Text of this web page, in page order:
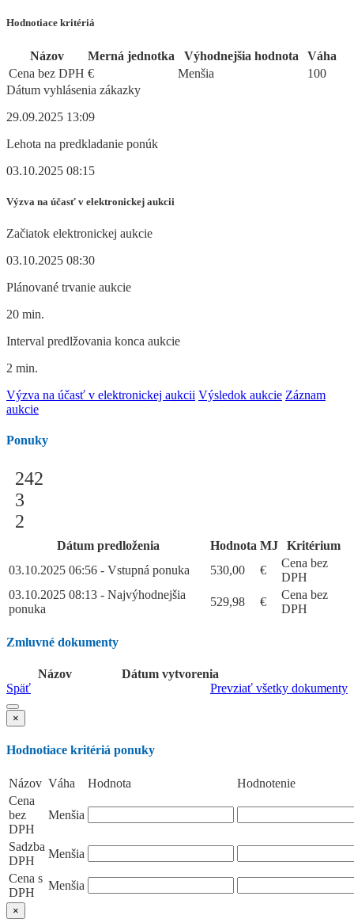
Hodnotiace kritériá
Názov Merná jednotka Výhodnejšia hodnota
Váha
Cena bez DPH € Menšia
100
Dátum vyhlásenia zákazky
29.09.2025 13:09
Lehota na predkladanie ponúk
03.10.2025 08:15
Výzva na účasť v elektronickej aukcii
Začiatok elektronickej aukcie
03.10.2025 08:30
Plánované trvanie aukcie
20 min.
Interval predlžovania konca aukcie
2 min.
Výzva na účasť v elektronickej aukcii Výsledok aukcie Záznam
aukcie
Ponuky
242
3
2
Dátum predloženia Hodnota MJ
Kritérium
03.10.2025 06:56 - Vstupná ponuka
530,00 €
Cena bez
DPH
03.10.2025 08:13 - Najvýhodnejšia
ponuka
529,98 €
Cena bez
DPH
Zmluvné dokumenty
Názov
Dátum vytvorenia
Prevziať všetky dokumenty
Späť
×
Hodnotiace kritériá ponuky
Názov Váha Hodnota
Hodnotenie
Cena
bez
DPH
Menšia
Sadzba
DPH
Menšia
Cena s
DPH
Menšia
×